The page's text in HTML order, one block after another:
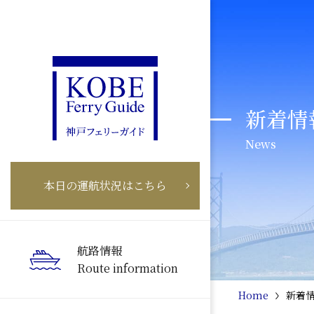
本日の運航状況はこちら
航路情報
Route information
新着
News
Home 新着